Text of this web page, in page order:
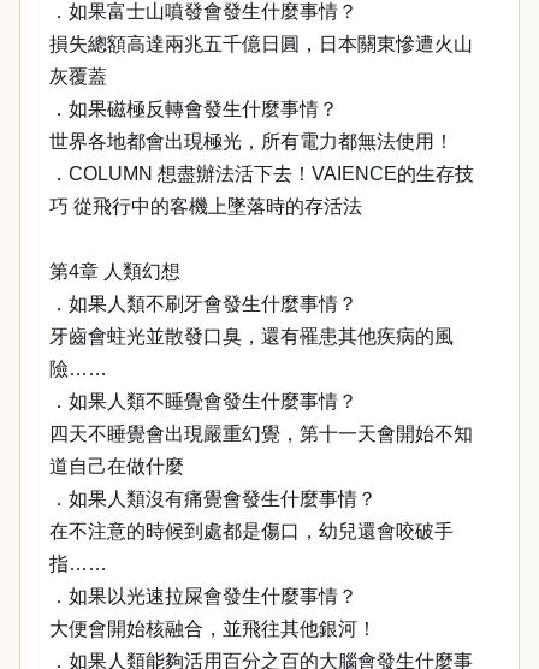
．如果富士山噴發會發生什麼事情？
損失總額高達兩兆五千億日圓，日本關東慘遭火山
灰覆蓋
．如果磁極反轉會發生什麼事情？
世界各地都會出現極光，所有電力都無法使用！
．COLUMN 想盡辦法活下去！VAIENCE的生存技
巧 從飛行中的客機上墜落時的存活法
第4章 人類幻想
．如果人類不刷牙會發生什麼事情？
牙齒會蛀光並散發口臭，還有罹患其他疾病的風
險……
．如果人類不睡覺會發生什麼事情？
四天不睡覺會出現嚴重幻覺，第十一天會開始不知
道自己在做什麼
．如果人類沒有痛覺會發生什麼事情？
在不注意的時候到處都是傷口，幼兒還會咬破手
指……
．如果以光速拉屎會發生什麼事情？
大便會開始核融合，並飛往其他銀河！
．如果人類能夠活用百分之百的大腦會發生什麼事